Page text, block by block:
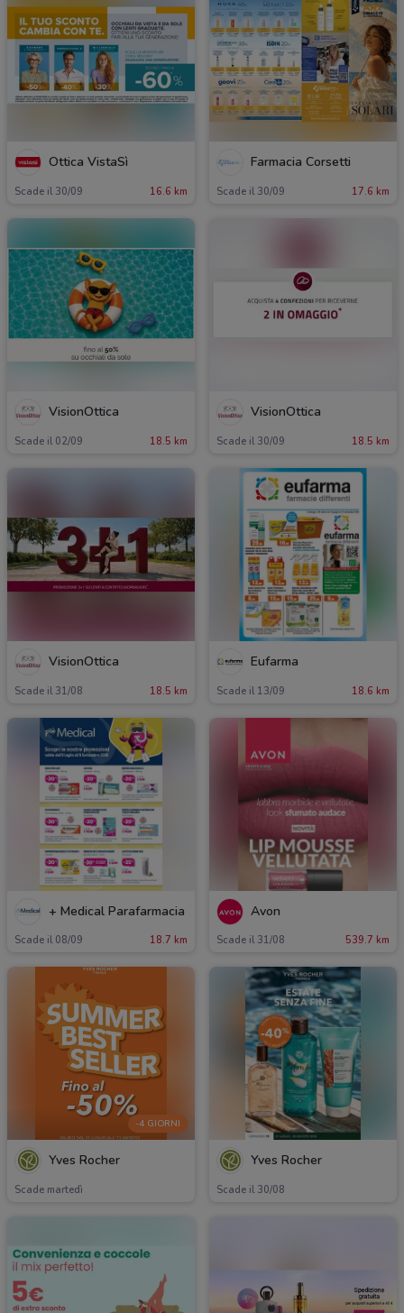
Ottica VistaSì
Scade il 30/09 16.6 km
Farmacia Corsetti
Scade il 30/09 17.6 km
VisionOttica
Scade il 02/09 18.5 km
VisionOttica
Scade il 30/09 18.5 km
VisionOttica
Scade il 31/08 18.5 km
Eufarma
Scade il 13/09 18.6 km
+ Medical Parafarmacia
Scade il 08/09 18.7 km
Avon
Scade il 31/08 539.7 km
-4 GIORNI
Yves Rocher
Scade martedì
Yves Rocher
Scade il 30/08